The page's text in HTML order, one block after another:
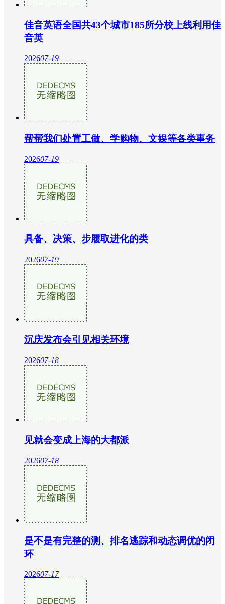
佳音英语全国共43个城市185所分校上线利用佳
音英
202607-19
帮帮我们处置工做、学购物、文娱等各类事务
202607-19
具备、决策、步履取进化的类
202607-19
沉庆发布会引见相关环境
202607-18
见就会变成上海的大都派
202607-18
是不是有完整的测、排名逃踪和动态调优的闭
环
202607-17